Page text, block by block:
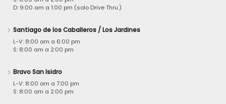
D: 9:00 am a 1:00 pm (solo Drive Thru.)
Santiago de los Caballeros / Los Jardines
L-V: 8:00 am a 6:00 pm
S: 8:00 am a 2:00 pm
Bravo San Isidro
L-V: 8:00 am a 7:00 pm
S: 8:00 am a 2:00 pm